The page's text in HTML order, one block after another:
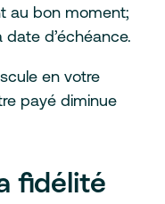
au bon moment;
d’échéance.
en votre
payé diminue
fidélité